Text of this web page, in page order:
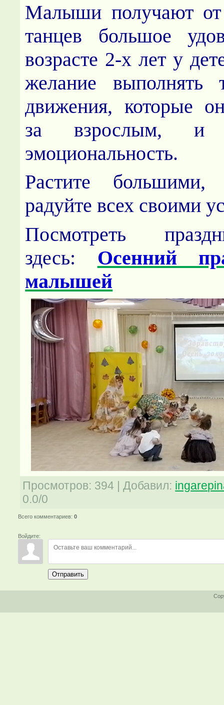
Малыши получают
танцев большое
возрасте 2-х лет у
желание выполнять
движения, которые
за взрослым, и
эмоциональность.
Растите
радуйте всех своими
Посмотреть
здесь: Осенний
малышей
Просмотров: 394 |Добавил:
0.0/0
Всего комментариев:0
Войдите:
Отправить